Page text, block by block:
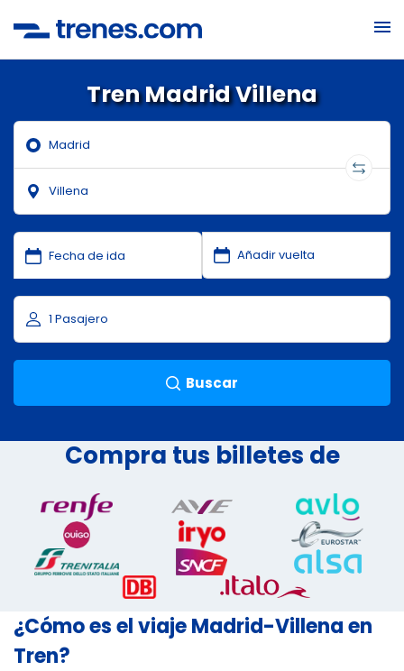
Tren Madrid Villena
Buscar
Compra tus billetes de
¿Cómo es el viaje Madrid-Villena en
Tren?